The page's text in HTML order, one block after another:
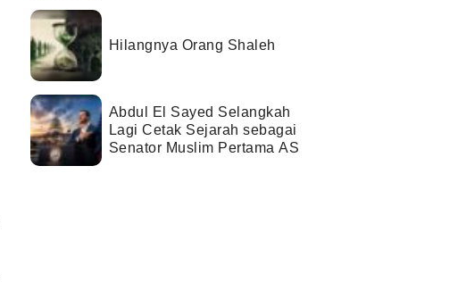
Hilangnya Orang Shaleh
Abdul El Sayed Selangkah
Lagi Cetak Sejarah sebagai
Senator Muslim Pertama AS